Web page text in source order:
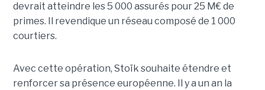
devrait atteindre les 5 000 assurés pour 25 M€ de
primes. Il revendique un réseau composé de 1 000
courtiers.
Avec cette opération, Stoïk souhaite étendre et
renforcer sa présence européenne. Il y a un an la